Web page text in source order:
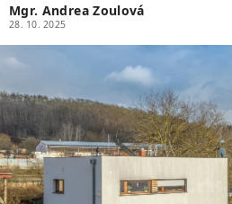
Mgr. Andrea Zoulová
28. 10. 2025